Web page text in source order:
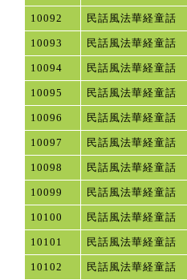
10092 民話風法華経童
10093 民話風法華経童
10094 民話風法華経童
10095 民話風法華経童話
10096 民話風法華経童
10097 民話風法華経童話
10098 民話風法華経童話
10099 民話風法華経童
10100 民話風法華経童話
10101 民話風法華経童話
10102 民話風法華経童話